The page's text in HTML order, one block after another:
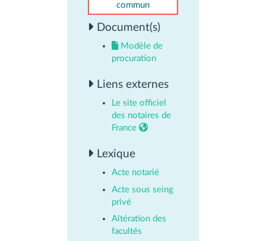
commun
Document(s)
Modèle de
procuration
Liens externes
Le site officiel
des notaires de
France
Lexique
Acte notarié
Acte sous seing
privé
Altération des
facultés